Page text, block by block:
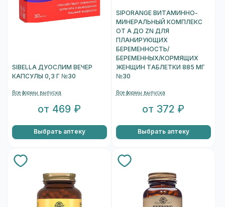
SIBELLA ДУОСЛИМ ВЕЧЕР
КАПСУЛЫ 0,3 Г №30
Все формы выпуска
от 469 ₽
Выбрать аптеку
SIPORANGE ВИТАМИННО-
МИНЕРАЛЬНЫЙ КОМПЛЕКС
ОТ A ДО ZN ДЛЯ
ПЛАНИРУЮЩИХ
БЕРЕМЕННОСТЬ/
БЕРЕМЕННЫХ/КОРМЯЩИХ
ЖЕНЩИН ТАБЛЕТКИ 885 МГ
№30
Все формы выпуска
от 372 ₽
Выбрать аптеку